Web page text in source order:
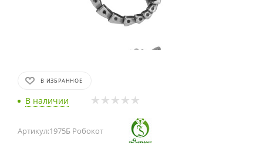
В ИЗБРАННОЕ
В наличии
Артикул:1975Б Робокот